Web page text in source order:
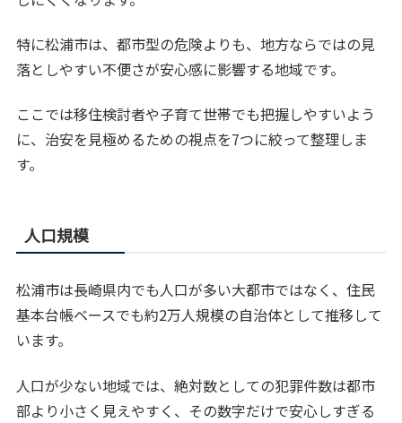
特に松浦市は、都市型の危険よりも、地方ならではの見
落としやすい不便さが安心感に影響する地域です。
ここでは移住検討者や子育て世帯でも把握しやすいよう
に、治安を見極めるための視点を7つに絞って整理しま
す。
人口規模
松浦市は長崎県内でも人口が多い大都市ではなく、住民
基本台帳ベースでも約2万人規模の自治体として推移して
います。
人口が少ない地域では、絶対数としての犯罪件数は都市
部より小さく見えやすく、その数字だけで安心しすぎる